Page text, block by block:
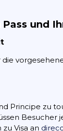
Pass und
die
Principe zu
Visa an